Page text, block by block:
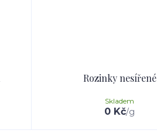
Rozinky nesířené
0 Kč/g
Skladem